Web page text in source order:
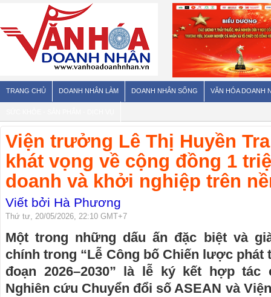
TRANG CHỦ DOANH NHÂN LÀM DOANH NHÂN SỐNG VĂN HÓA DOANH
Viện trưởng Lê Thị Huyền
khát vọng về cộng đồng 1
doanh và khởi nghiệp trên
Viết bởi Hà Phương
Thứ tư, 20/05/2026, 22:10 GMT+7
Một trong những dấu ấn đặc biệt và
chính trong “Lễ Công bố Chiến lược phát
đoạn 2026–2030” là lễ ký kết hợp
Nghiên cứu Chuyển đổi số ASEAN và